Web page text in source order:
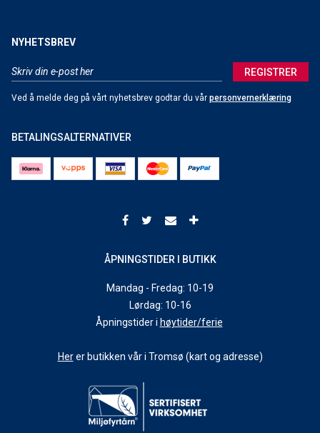
NYHETSBREV
REGISTRER
Ved å melde deg på vårt nyhetsbrev godtar du vår personvernerklæring
BETALINGSALTERNATIVER
ÅPNINGSTIDER I BUTIKK
Mandag - Fredag: 10-19
Lørdag: 10-16
Åpningstider i høytider/ferie
Herer butikken vår i Tromsø (kart og adresse)